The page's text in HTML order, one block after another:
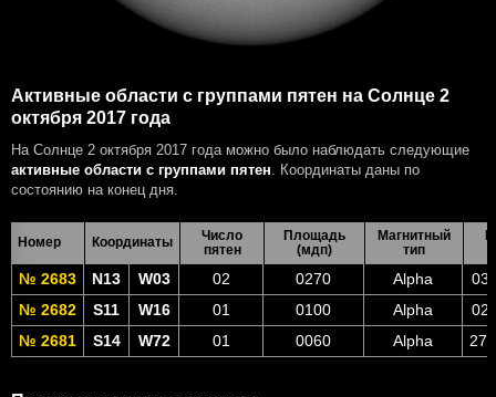
Активные области с группами пятен на Солнце 2
октября 2017 года
На Солнце 2 октября 2017 года можно было наблюдать следующие
активные области с группами пятен . Координаты даны по
состоянию на конец дня.
Номер Координаты
Число
пятен
Площадь
(мдп)
Магнитный
тип
В
№ 2683 N13 W03 02 0270 Alpha
03
№ 2682
S11 W16 01 0100 Alpha
02
№ 2681
S14 W72 01 0060 Alpha 27